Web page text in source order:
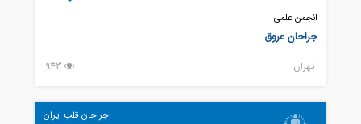
انجمن علمی
جراحان عروق
تهران 943
جراحان قلب ایران